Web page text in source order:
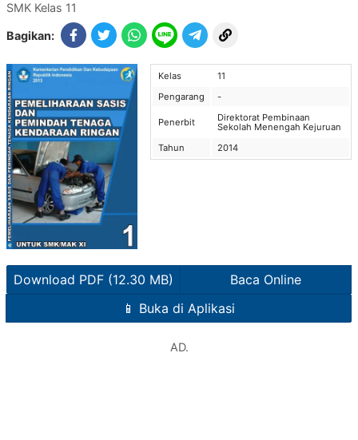
SMK Kelas 11
Bagikan:
Kelas
11
Pengarang
-
Penerbit
Direktorat Pembinaan
Sekolah Menengah Kejuruan
Tahun
2014
Download PDF (12.30 MB)
Baca Online
📱 Buka di Aplikasi
AD.